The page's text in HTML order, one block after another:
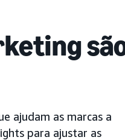
ajudam as marcas a
para ajustar as